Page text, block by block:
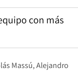
con más
Massú Alejandro